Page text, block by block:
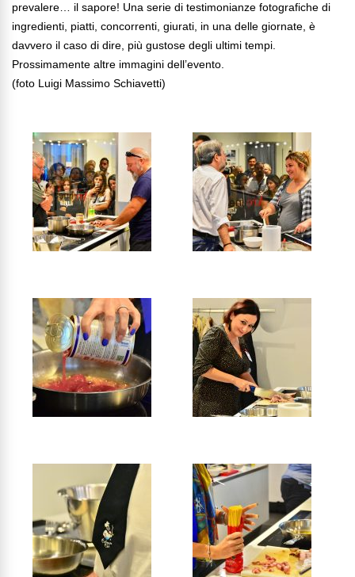
prevalere… il sapore! Una serie di testimonianze fotografiche di
ingredienti, piatti, concorrenti, giurati, in una delle giornate, è
davvero il caso di dire, più gustose degli ultimi tempi.
Prossimamente altre immagini dell’evento.
(foto Luigi Massimo Schiavetti)